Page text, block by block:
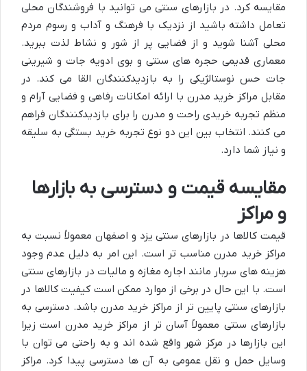
مقایسه کرد. در بازارهای سنتی می توانید با فروشندگان محلی
تعامل داشته باشید از نزدیک با فرهنگ و آداب و رسوم مردم
محلی آشنا شوید و از فضایی پر از شور و نشاط لذت ببرید.
معماری قدیمی حجره های سنتی و بوی ادویه جات و شیرینی
جات حس نوستالژیکی را به بازدیدکنندگان القا می کند. در
مقابل مراکز خرید مدرن با ارائه امکانات رفاهی و فضایی آرام و
منظم تجربه خریدی راحت و مدرن را برای بازدیدکنندگان فراهم
می کنند. انتخاب بین این دو نوع تجربه خرید بستگی به سلیقه
و نیاز شما دارد.
مقایسه قیمت و دسترسی به بازارها
و مراکز
قیمت کالاها در بازارهای سنتی یزد و اصفهان معمولاً نسبت به
مراکز خرید مدرن مناسب تر است. این امر به دلیل عدم وجود
هزینه های سربار مانند اجاره مغازه و مالیات در بازارهای سنتی
است. با این حال در برخی از موارد ممکن است کیفیت کالاها در
بازارهای سنتی پایین تر از مراکز خرید مدرن باشد. دسترسی به
بازارهای سنتی معمولاً آسان تر از مراکز خرید مدرن است زیرا
این بازارها در مرکز شهر واقع شده اند و به راحتی می توان با
وسایل حمل و نقل عمومی به آن ها دسترسی پیدا کرد. مراکز